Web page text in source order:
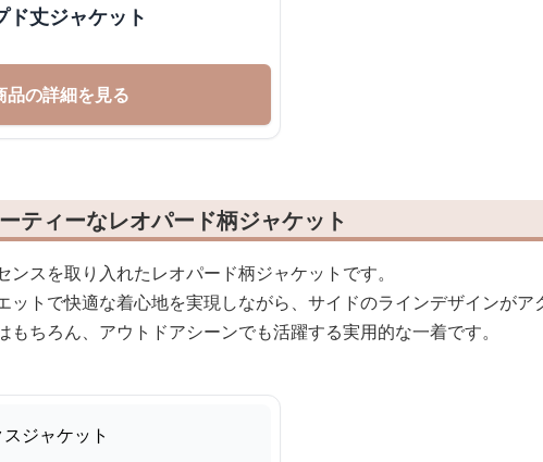
ド丈ジャケット
品の詳細を見る
ティーなレオパード柄ジャケット
ンスを取り入れたレオパード柄ジャケットです。
ットで快適な着心地を実現しながら、サイドのラインデザインがア
もちろん、アウトドアシーンでも活躍する実用的な一着です。